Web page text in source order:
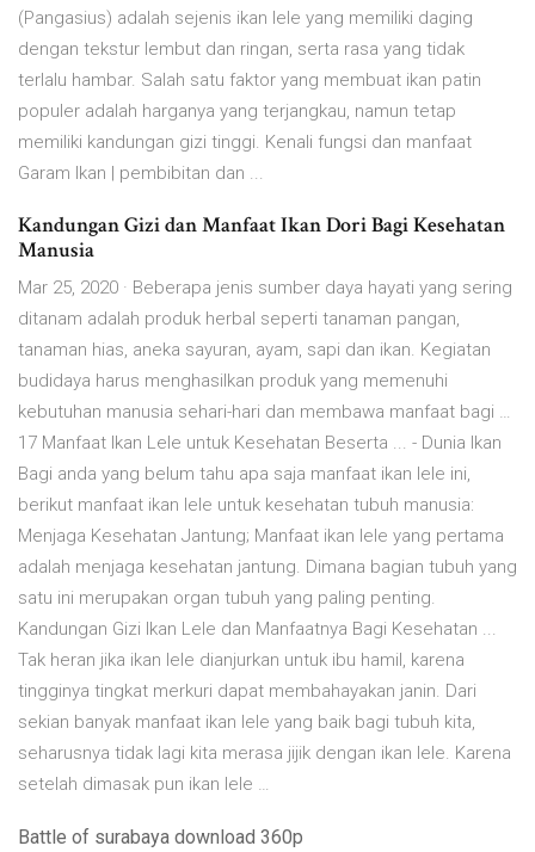
(Pangasius) adalah sejenis ikan lele yang memiliki daging
dengan tekstur lembut dan ringan, serta rasa yang tidak
terlalu hambar. Salah satu faktor yang membuat ikan patin
populer adalah harganya yang terjangkau, namun tetap
memiliki kandungan gizi tinggi. Kenali fungsi dan manfaat
Garam Ikan | pembibitan dan ...
Kandungan Gizi dan Manfaat Ikan Dori Bagi Kesehatan
Manusia
Mar 25, 2020 · Beberapa jenis sumber daya hayati yang sering
ditanam adalah produk herbal seperti tanaman pangan,
tanaman hias, aneka sayuran, ayam, sapi dan ikan. Kegiatan
budidaya harus menghasilkan produk yang memenuhi
kebutuhan manusia sehari-hari dan membawa manfaat bagi …
17 Manfaat Ikan Lele untuk Kesehatan Beserta ... - Dunia Ikan
Bagi anda yang belum tahu apa saja manfaat ikan lele ini,
berikut manfaat ikan lele untuk kesehatan tubuh manusia:
Menjaga Kesehatan Jantung; Manfaat ikan lele yang pertama
adalah menjaga kesehatan jantung. Dimana bagian tubuh yang
satu ini merupakan organ tubuh yang paling penting.
Kandungan Gizi Ikan Lele dan Manfaatnya Bagi Kesehatan ...
Tak heran jika ikan lele dianjurkan untuk ibu hamil, karena
tingginya tingkat merkuri dapat membahayakan janin. Dari
sekian banyak manfaat ikan lele yang baik bagi tubuh kita,
seharusnya tidak lagi kita merasa jijik dengan ikan lele. Karena
setelah dimasak pun ikan lele …
Battle of surabaya download 360p